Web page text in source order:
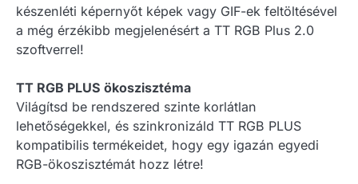
készenléti képernyőt képek vagy GIF-ek feltöltésével
a még érzékibb megjelenésért a TT RGB Plus 2.0
szoftverrel!
TT RGB PLUS ökoszisztéma
Világítsd be rendszered szinte korlátlan
lehetőségekkel, és szinkronizáld TT RGB PLUS
kompatibilis termékeidet, hogy egy igazán egyedi
RGB-ökoszisztémát hozz létre!